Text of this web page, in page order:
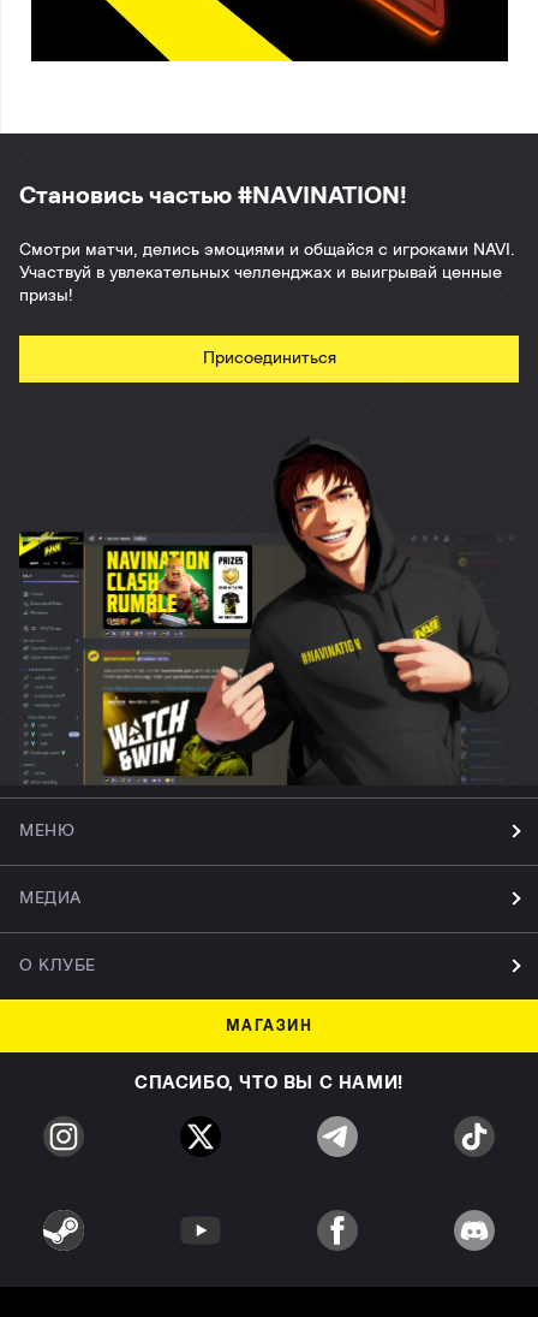
Становись частью #NAVINATION!
Смотри матчи, делись эмоциями и общайся с игроками NAVI.
Участвуй в увлекательных челленджах и выигрывай ценные
призы!
Присоединиться
МЕНЮ
МЕДИА
О КЛУБЕ
МАГАЗИН
СПАСИБО, ЧТО ВЫ С НАМИ!